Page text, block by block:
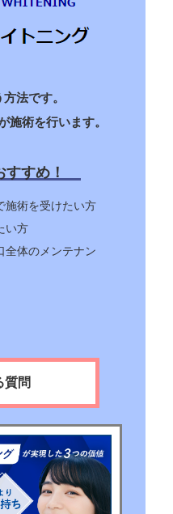
法です。
施術を行います。
すめ！
施術を受けたい方
い方
全体のメンテナン
質問